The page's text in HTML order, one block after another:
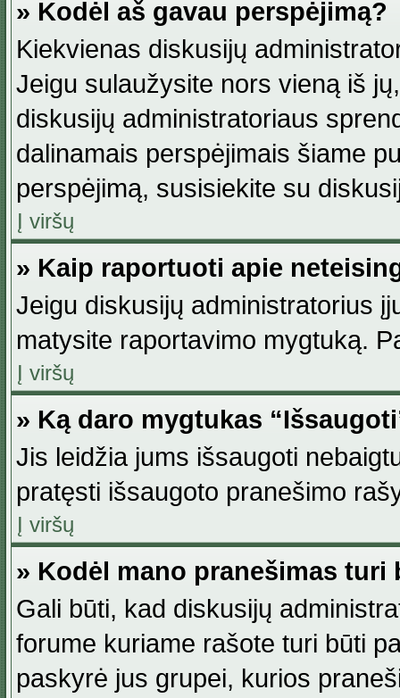
» Kodėl aš gavau perspėjimą?
Kiekvienas diskusijų
Jeigu sulaužysite nors vieną iš
diskusijų administratoriaus
dalinamais perspėjimais šiame
perspėjimą, susisiekite su
Į viršų
» Kaip raportuoti apie
Jeigu diskusijų administratorius
matysite raportavimo mygtuką.
Į viršų
» Ką daro mygtukas
Jis leidžia jums išsaugoti
pratęsti išsaugoto pranešimo
Į viršų
» Kodėl mano pranešimas
Gali būti, kad diskusijų
forume kuriame rašote turi būti
paskyrė jus grupei, kurios